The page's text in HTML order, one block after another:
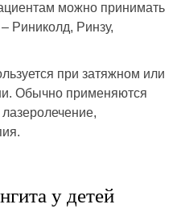
можно принимать
Риниколд, Ринзу,
при затяжном или
Обычно применяются
у детей